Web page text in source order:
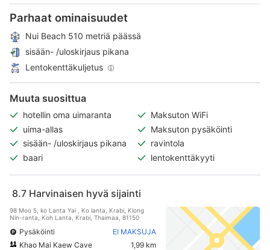
Parhaat ominaisuudet
Nui Beach 510 metriä päässä
sisään- /uloskirjaus pikana
Lentokenttäkuljetus
Muuta suosittua
hotellin oma uimaranta
Maksuton WiFi
uima-allas
Maksuton pysäköinti
sisään- /uloskirjaus pikana
ravintola
baari
lentokenttäkyyti
8.7 Harvinaisen hyvä sijainti
98 Moo 5, ko Lanta Yai , Ko lanta, Krabi, Klong
Nin-ranta, Koh Lanta, Krabi, Thaimaa, 81150
Pysäköinti
EI MAKSUJA
Khao Mai Kaew Cave
1,99 km